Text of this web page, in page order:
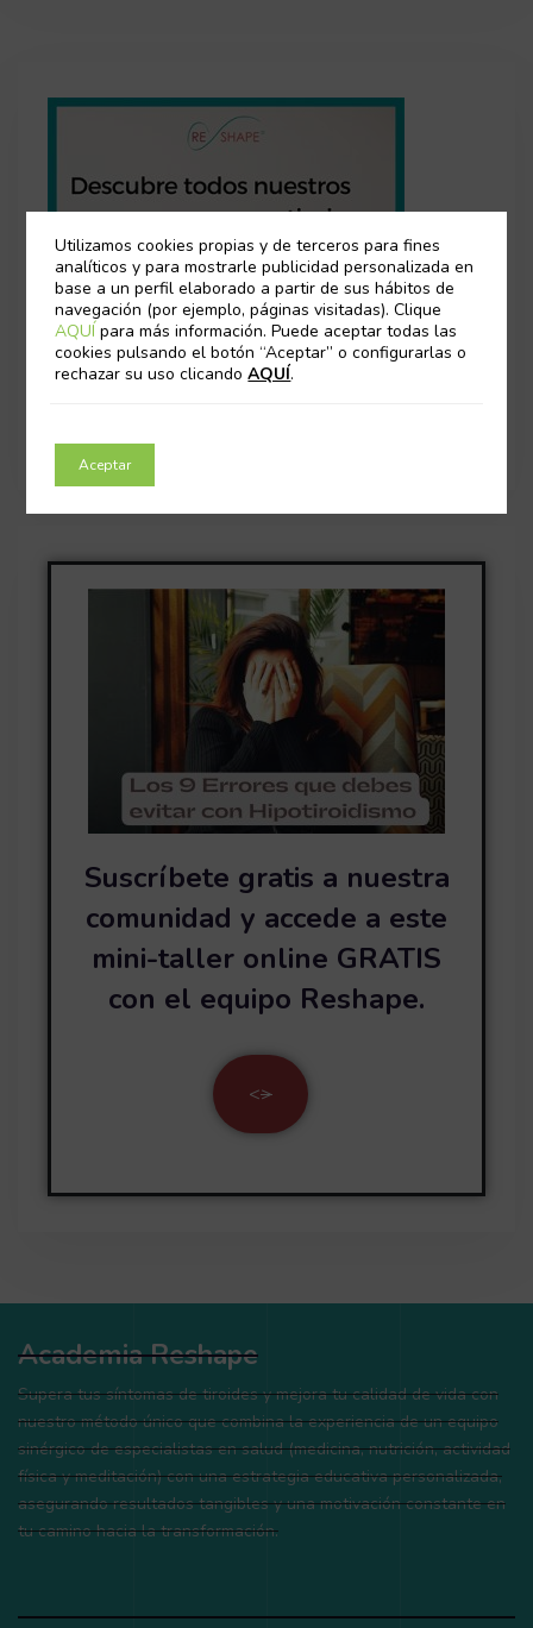
Suscríbete gratis a nuestra
comunidad y accede a este
mini-taller online GRATIS
con el equipo Reshape.
<>
Academia Reshape
Supera tus síntomas de tiroides y mejora tu calidad de vida con
nuestro método único que combina la experiencia de un equipo
sinérgico de especialistas en salud (medicina, nutrición, actividad
física y meditación) con una estrategia educativa personalizada,
asegurando resultados tangibles y una motivación constante en
tu camino hacia la transformación.
Utilizamos cookies propias y de terceros para fines
analíticos y para mostrarle publicidad personalizada en
base a un perfil elaborado a partir de sus hábitos de
navegación (por ejemplo, páginas visitadas). Clique
AQUÍpara más información. Puede aceptar todas las
cookies pulsando el botón “Aceptar” o configurarlas o
rechazar su uso clicandoAQUÍ.
Aceptar